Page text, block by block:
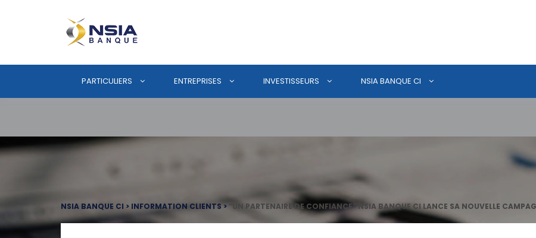
PARTICULIERS ENTREPRISES INVESTISSEURS NSIA BANQUE CI
NSIA BANQUE CI > INFORMATION CLIENTS>“UN PARTENAIRE DE CONFIANCE” NSIA BANQUE CI LANCE SA NOUVELLE